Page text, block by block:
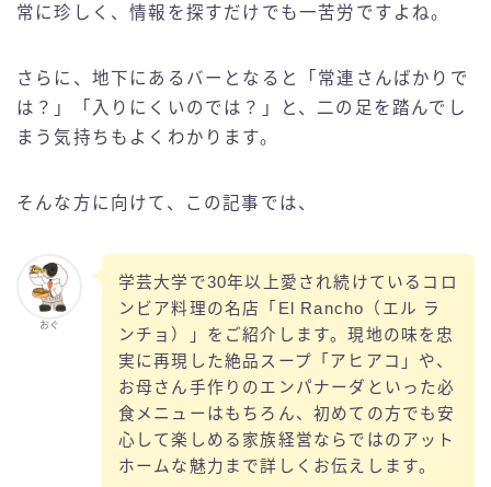
常に珍しく、情報を探すだけでも一苦労ですよね。
さらに、地下にあるバーとなると「常連さんばかりで
は？」「入りにくいのでは？」と、二の足を踏んでし
まう気持ちもよくわかります。
そんな方に向けて、この記事では、
おぐ
学芸大学で30年以上愛され続けているコロ
ンビア料理の名店「El Rancho（エル ラ
ンチョ）」をご紹介します。現地の味を忠
実に再現した絶品スープ「アヒアコ」や、
お母さん手作りのエンパナーダといった必
食メニューはもちろん、初めての方でも安
心して楽しめる家族経営ならではのアット
ホームな魅力まで詳しくお伝えします。